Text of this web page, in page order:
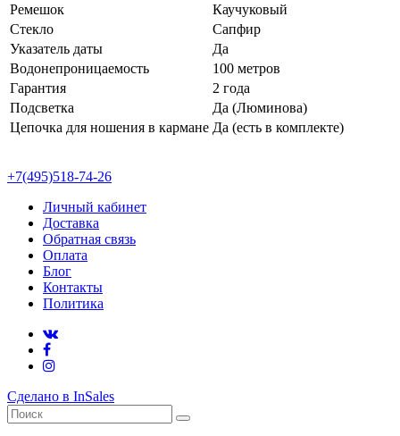
Ремешок
Каучуковый
Стекло
Сапфир
Указатель даты
Да
Водонепроницаемость
100 метров
Гарантия
2 года
Подсветка
Да (Люминова)
Цепочка для ношения в кармане Да (есть в комплекте)
+7(495)518-74-26
Личный кабинет
Доставка
Обратная связь
Оплата
Блог
Контакты
Политика
Сделано в InSales